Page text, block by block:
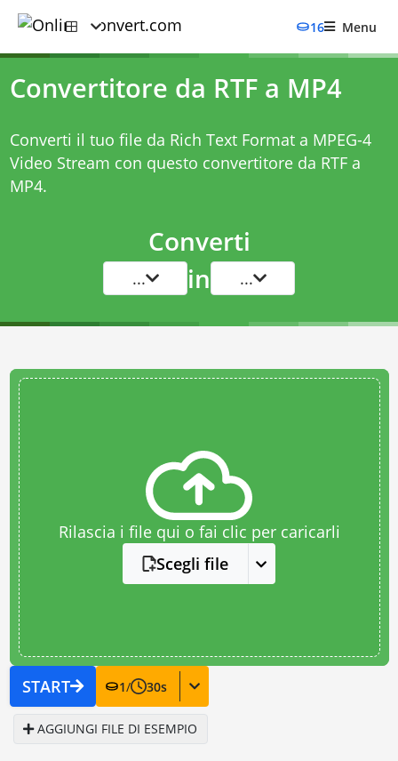
16 Menu
Convertitore da RTF a MP4
Converti il tuo file da Rich Text Format a MPEG-4
Video Stream con questo convertitore da RTF a
MP4.
Converti
... in ...
Rilascia i file qui o fai clic per caricarli
Scegli file
START 1/ 30s
AGGIUNGI FILE DI ESEMPIO